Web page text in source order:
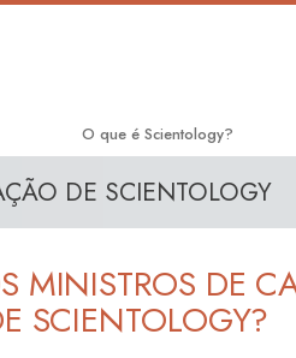
O que é Scientology?
Crenças e Práticas
Aquilo que os Scientologists
sobre Scientology
DE SCIENTOLOGY
MINISTROS DE
SCIENTOLOGY?